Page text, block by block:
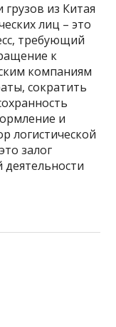
из Китая
лиц – это
требующий
к
компаниям
сократить
и
логистической
залог